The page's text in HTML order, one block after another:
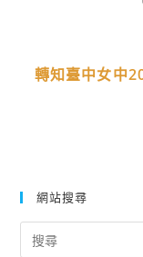
轉知臺中女中
網站搜尋
for: